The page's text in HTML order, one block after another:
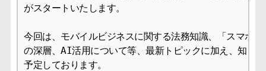
がスタートいたします。
今回は、モバイルビジネスに関する法務知識、「スマホ
の深層、AI活用について等、最新トピックに加え、知っ
予定しております。